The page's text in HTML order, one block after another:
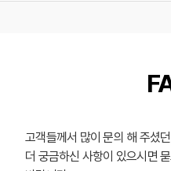
고객들께서 많이 문의 해 주셨
더 궁금하신 사항이 있으시면